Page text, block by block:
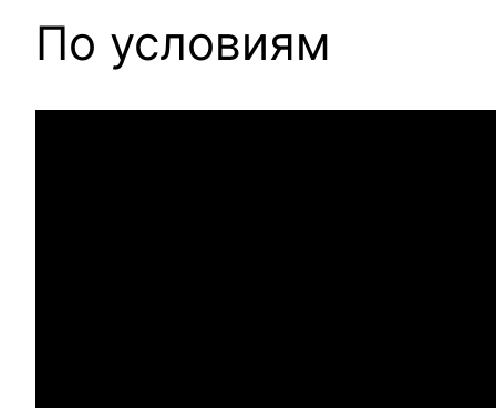
По условиям